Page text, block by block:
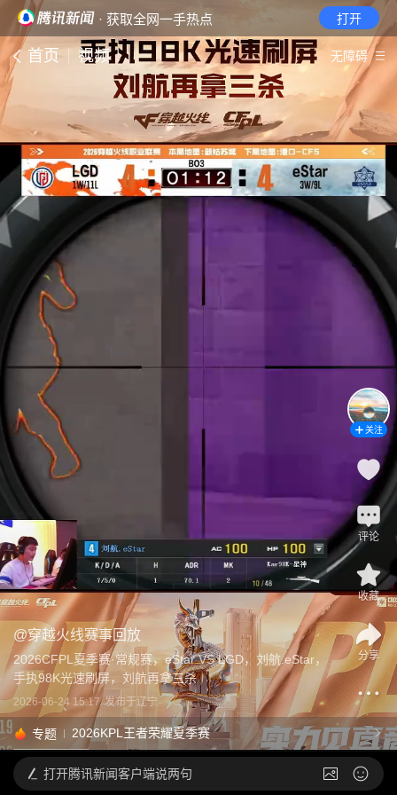
· 获取全网一手热点 打开
首页 视频 无障碍
@穿越火线赛事回放
2026CFPL夏季赛·常规赛，eStar VS LGD，刘航.eStar，
手执98K光速刷屏，刘航再拿三杀
2026-06-24 15:17 发布于辽宁
专题 2026KPL王者荣耀夏季赛
关注
评论
收藏
分享
打开腾讯新闻客户端说两句